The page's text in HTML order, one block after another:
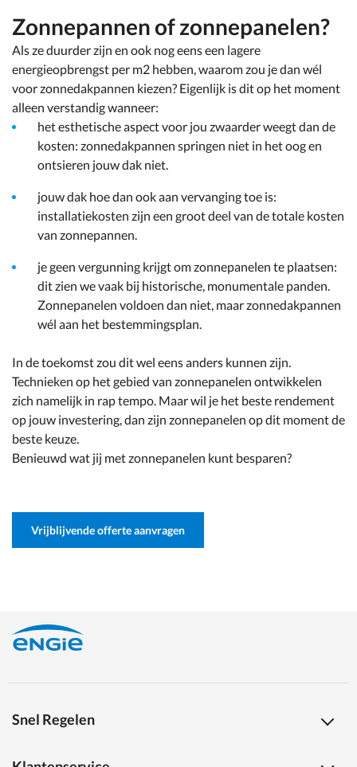
Zonnepannen of zonnepanelen?
Als ze duurder zijn en ook nog eens een lagere
energieopbrengst per m2 hebben, waarom zou je dan wél
voor zonnedakpannen kiezen? Eigenlijk is dit op het moment
alleen verstandig wanneer:
het esthetische aspect voor jou zwaarder weegt dan de
kosten: zonnedakpannen springen niet in het oog en
ontsieren jouw dak niet.
jouw dak hoe dan ook aan vervanging toe is:
installatiekosten zijn een groot deel van de totale kosten
van zonnepannen.
je geen vergunning krijgt om zonnepanelen te plaatsen:
dit zien we vaak bij historische, monumentale panden.
Zonnepanelen voldoen dan niet, maar zonnedakpannen
wél aan het bestemmingsplan.
In de toekomst zou dit wel eens anders kunnen zijn.
Technieken op het gebied van zonnepanelen ontwikkelen
zich namelijk in rap tempo. Maar wil je het beste rendement
op jouw investering, dan zijn zonnepanelen op dit moment de
beste keuze.
Benieuwd wat jij met zonnepanelen kunt besparen?
Vrijblijvende offerte aanvragen
Snel Regelen